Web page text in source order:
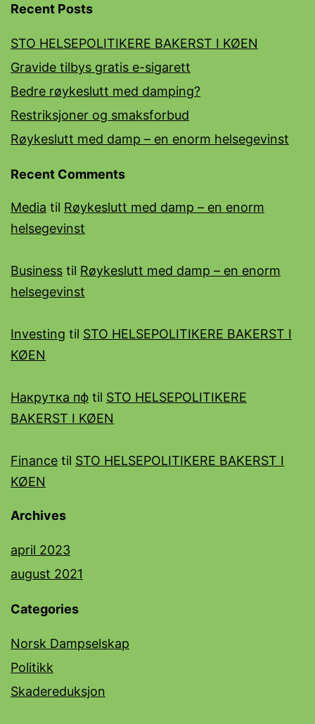
Recent Posts
STO HELSEPOLITIKERE BAKERST I KØEN
Gravide tilbys gratis e-sigarett
Bedre røykeslutt med damping?
Restriksjoner og smaksforbud
Røykeslutt med damp – en enorm helsegevinst
Recent Comments
Media til Røykeslutt med damp – en enorm
helsegevinst
Business til Røykeslutt med damp – en enorm
helsegevinst
Investing til STO HELSEPOLITIKERE BAKERST I
KØEN
Накрутка пф til STO HELSEPOLITIKERE
BAKERST I KØEN
Finance til STO HELSEPOLITIKERE BAKERST I
KØEN
Archives
april 2023
august 2021
Categories
Norsk Dampselskap
Politikk
Skadereduksjon